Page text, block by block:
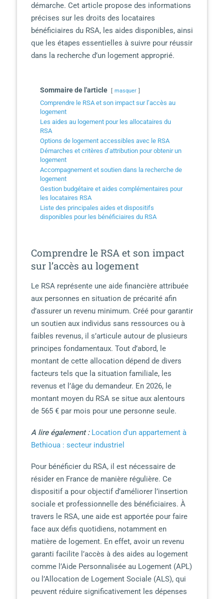
démarche. Cet article propose des informations
précises sur les droits des locataires
bénéficiaires du RSA, les aides disponibles, ainsi
que les étapes essentielles à suivre pour réussir
dans la recherche d’un logement approprié.
Sommaire de l'article masquer
Comprendre le RSA et son impact sur l’accès au
logement
Les aides au logement pour les allocataires du
RSA
Options de logement accessibles avec le RSA
Démarches et critères d’attribution pour obtenir un
logement
Accompagnement et soutien dans la recherche de
logement
Gestion budgétaire et aides complémentaires pour
les locataires RSA
Liste des principales aides et dispositifs
disponibles pour les bénéficiaires du RSA
Comprendre le RSA et son impact
sur l’accès au logement
Le RSA représente une aide financière attribuée
aux personnes en situation de précarité afin
d’assurer un revenu minimum. Créé pour garantir
un soutien aux individus sans ressources ou à
faibles revenus, il s’articule autour de plusieurs
principes fondamentaux. Tout d’abord, le
montant de cette allocation dépend de divers
facteurs tels que la situation familiale, les
revenus et l’âge du demandeur. En 2026, le
montant moyen du RSA se situe aux alentours
de 565 € par mois pour une personne seule.
A lire également : Location d'un appartement à
Bethioua : secteur industriel
Pour bénéficier du RSA, il est nécessaire de
résider en France de manière régulière. Ce
dispositif a pour objectif d’améliorer l’insertion
sociale et professionnelle des bénéficiaires. À
travers le RSA, une aide est apportée pour faire
face aux défis quotidiens, notamment en
matière de logement. En effet, avoir un revenu
garanti facilite l’accès à des aides au logement
comme l’Aide Personnalisée au Logement (APL)
ou l’Allocation de Logement Sociale (ALS), qui
peuvent réduire significativement les dépenses